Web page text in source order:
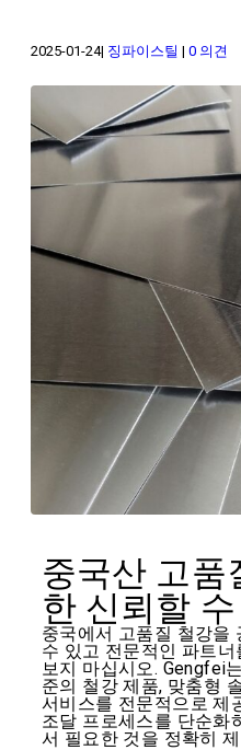
2025-01-24 징파이스틸 0 의견
중국산 고품
한 신뢰할
중국에서 고품질 철강을
수 있고 전문적인 파트
보지 마십시오. Gengfei
준의 철강 제품, 맞춤형
서비스를 전문적으로 제
조달 프로세스를 단순화
서 필요한 것을 정확히